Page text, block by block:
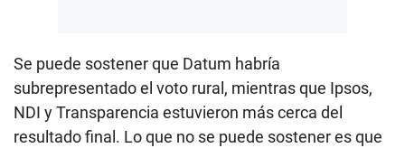
Se puede sostener que Datum habría
subrepresentado el voto rural, mientras que Ipsos,
NDI y Transparencia estuvieron más cerca del
resultado final. Lo que no se puede sostener es que